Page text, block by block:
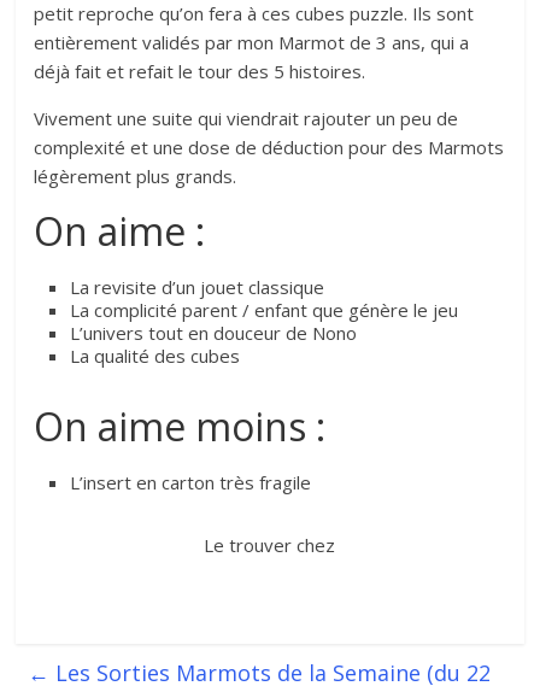
petit reproche qu’on fera à ces cubes puzzle. Ils sont
entièrement validés par mon Marmot de 3 ans, qui a
déjà fait et refait le tour des 5 histoires.
Vivement une suite qui viendrait rajouter un peu de
complexité et une dose de déduction pour des Marmots
légèrement plus grands.
On aime :
La revisite d’un jouet classique
La complicité parent / enfant que génère le jeu
L’univers tout en douceur de Nono
La qualité des cubes
On aime moins :
L’insert en carton très fragile
Le trouver chez
← Les Sorties Marmots de la Semaine (du 22